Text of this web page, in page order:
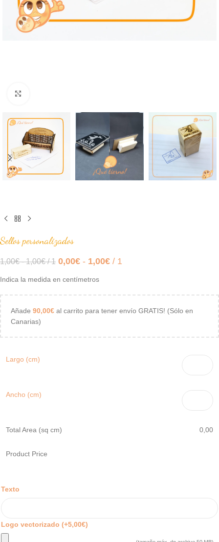
Sellos personalizados
1,00€-1,00€/ 1 0,00€ - 1,00€ / 1
Indica la medida en centímetros
Añade 90,00€ al carrito para tener envío GRATIS! (Sólo en
Canarias)
Largo (cm)
Ancho (cm)
Total Area (sq cm) 0,00
Product Price
Texto
Logo vectorizado (+5,00€)